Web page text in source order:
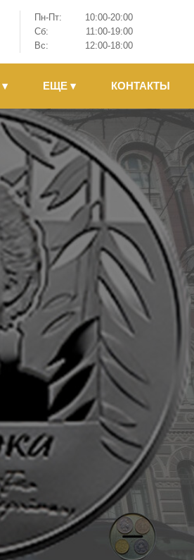
Пн-Пт:
10:00-20:00
Сб:
11:00-19:00
Вс:
12:00-18:00
▾ ЕЩЕ ▾ КОНТАКТЫ